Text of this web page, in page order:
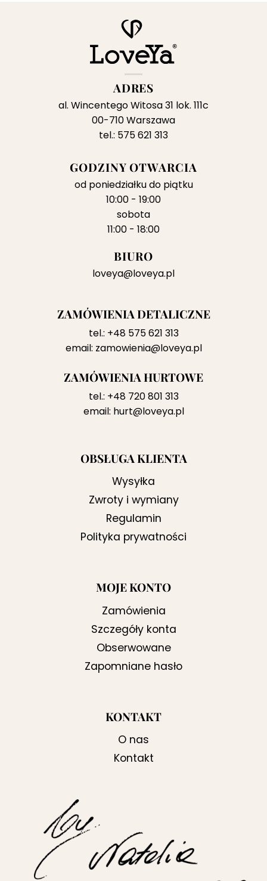
ADRES
al. Wincentego Witosa 31 lok. 111c
00-710 Warszawa
tel.: 575 621 313
GODZINY OTWARCIA
od poniedziałku do piątku
10:00 - 19:00
sobota
11:00 - 18:00
BIURO
loveya@loveya.pl
ZAMÓWIENIA DETALICZNE
tel.: +48 575 621 313
email: zamowienia@loveya.pl
ZAMÓWIENIA HURTOWE
tel.: +48 720 801 313
email: hurt@loveya.pl
OBSŁUGA KLIENTA
Wysyłka
Zwroty i wymiany
Regulamin
Polityka prywatności
MOJE KONTO
Zamówienia
Szczegóły konta
Obserwowane
Zapomniane hasło
KONTAKT
O nas
Kontakt